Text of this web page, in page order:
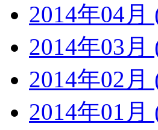
2014年04月
2014年03月
2014年02月
2014年01月